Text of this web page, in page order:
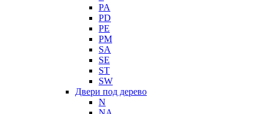
PA
PD
PE
PM
SA
SE
ST
SW
Двери под дерево
N